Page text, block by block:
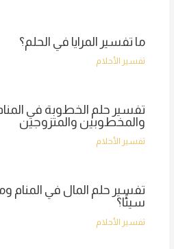
ما تفسير المرايا في الحلم؟
تفسير الأحلام
تفسير حلم الخطوبة في المنام
والمخطوبين والمتزوجين
تفسير الأحلام
تفسير حلم المال في المنام
سيئًا؟
تفسير الأحلام